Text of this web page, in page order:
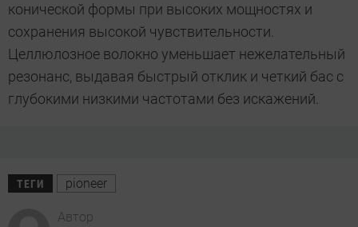
конической формы при высоких мощностях и
сохранения высокой чувствительности.
Целлюлозное волокно уменьшает нежелательный
резонанс, выдавая быстрый отклик и четкий бас с
глубокими низкими частотами без искажений.
ТЕГИ pioneer
Автор